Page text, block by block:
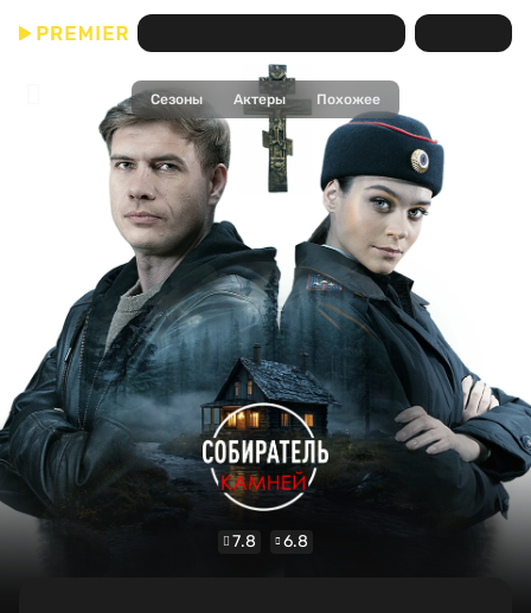
Собиратель камней(Сериал)
Сезоны Актеры Похожее
7.8 6.8